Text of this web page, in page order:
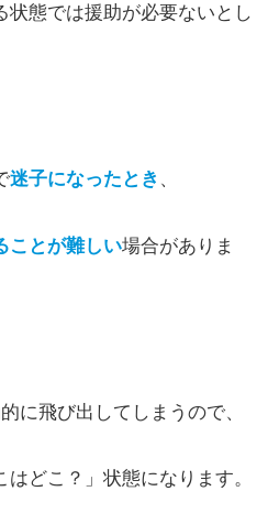
状態では援助が必要ないとし
迷子になったとき 、
ことが難しい場合がありま
に飛び出してしまうので、
どこ？」状態になります。